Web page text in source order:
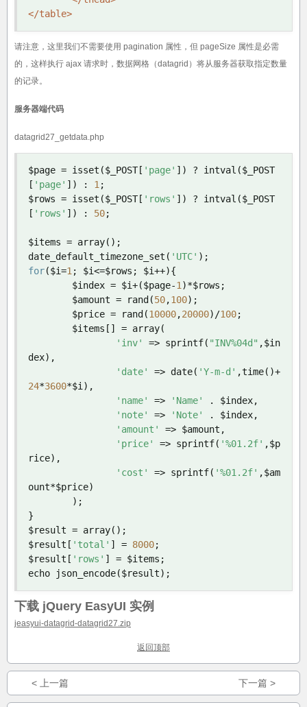
</table>
请注意，这里我们不需要使用 pagination 属性，但 pageSize 属性是必需
的，这样执行 ajax 请求时，数据网格（datagrid）将从服务器获取指定数量
的记录。
服务器端代码
datagrid27_getdata.php
$page = isset ($_POST[ 'page' ]) ? intval ($_POST
[ 'page' ]) : 1 ;
$rows = isset ($_POST[ 'rows' ]) ? intval ($_POST
[ 'rows' ]) : 50;
$items = array();
date_default_timezone_set ( 'UTC' );
for($i=1 ; $i<=$rows ; $i++){
	$index
= $i+($page-1 )*$rows ;
	$amount
= rand (50,100);
	$price
= rand (10000,20000)/100;
	$items
[] = array(
'inv'
=> sprintf( "INV%04d" ,$in
dex),
'date'
=> date( 'Y-m-d' ,time()+
24*3600*$i ),
'name'
=> 'Name' . $index,
'note'
=> 'Note' . $index,
'amount'
=> $amount ,
'price'
=> sprintf( '%01.2f' ,$p
rice),
'cost'
=> sprintf( '%01.2f' ,$am
ount*$price)
);
}
$result = array();
$result [ 'total' ] = 8000;
$result [ 'rows' ] = $items ;
echo json_encode($result);
下载 jQuery EasyUI 实例
jeasyui-datagrid-datagrid27.zip
返回顶部
< 上一篇 下一篇 >